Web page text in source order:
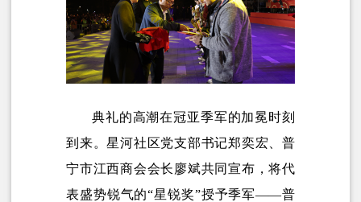
典礼的高潮在冠亚季军的加冕时刻
到来。星河社区党支部书记郑奕宏、普
宁市江西商会会长廖斌共同宣布，将代
表盛势锐气的“星锐奖”授予季军——普